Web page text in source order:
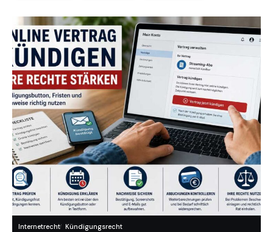
Internetrecht Kündigungsrecht